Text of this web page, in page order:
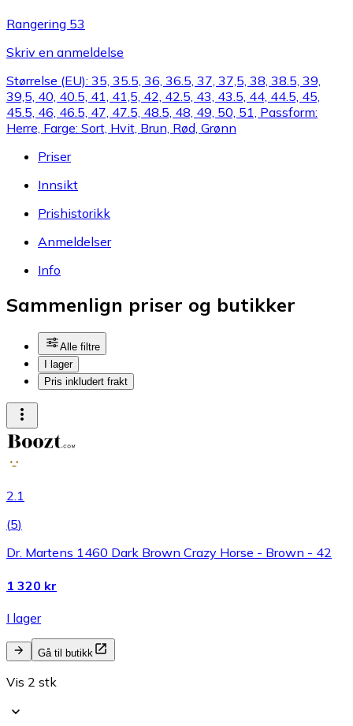
Rangering 53
Skriv en anmeldelse
Størrelse (EU): 35, 35.5, 36, 36.5, 37, 37,5, 38, 38.5, 39,
39,5, 40, 40.5, 41, 41,5, 42, 42.5, 43, 43.5, 44, 44.5, 45,
45.5, 46, 46.5, 47, 47.5, 48.5, 48, 49, 50, 51, Passform:
Herre, Farge: Sort, Hvit, Brun, Rød, Grønn
Priser
Innsikt
Prishistorikk
Anmeldelser
Info
Sammenlign priser og butikker
Alle filtre
I lager
Pris inkludert frakt
2.1
(5)
Dr. Martens 1460 Dark Brown Crazy Horse - Brown - 42
1 320 kr
I lager
Gå til butikk
Vis 2 stk